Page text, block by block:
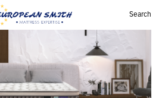
Search